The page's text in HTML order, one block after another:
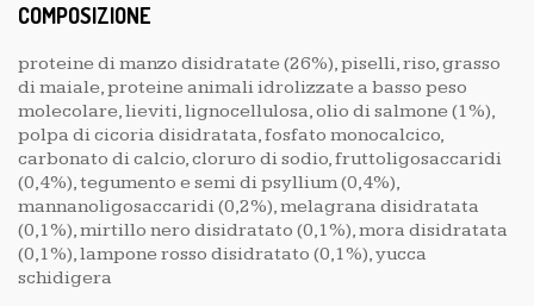
COMPOSIZIONE
proteine di manzo disidratate (26%), piselli, riso, grasso
di maiale, proteine animali idrolizzate a basso peso
molecolare, lieviti, lignocellulosa, olio di salmone (1%),
polpa di cicoria disidratata, fosfato monocalcico,
carbonato di calcio, cloruro di sodio, fruttoligosaccaridi
(0,4%), tegumento e semi di psyllium (0,4%),
mannanoligosaccaridi (0,2%), melagrana disidratata
(0,1%), mirtillo nero disidratato (0,1%), mora disidratata
(0,1%), lampone rosso disidratato (0,1%), yucca
schidigera